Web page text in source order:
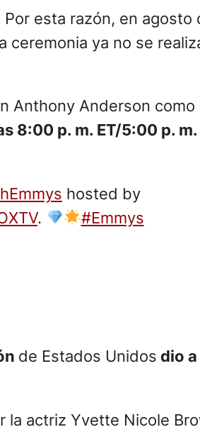
Por esta razón, en agosto
ceremonia ya no se
Anthony Anderson
8:00 p. m. ET/5:00 p. m.
hosted by
.
#Emmys
de Estados Unidos dio
la actriz Yvette Nicole